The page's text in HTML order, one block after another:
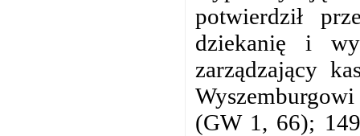
potwierdził
dziekanię i
zarządzający
(GW 1, 66);